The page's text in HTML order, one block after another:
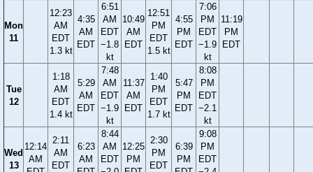
Mon
11
12:23
AM
EDT
1.3 kt
4:35
AM
EDT
6:51
AM
EDT
−1.8
kt
10:49
AM
EDT
12:51
PM
EDT
1.5 kt
4:55
PM
EDT
7:06
PM
EDT
−1.9
kt
11:19
PM
EDT
Tue
12
1:18
AM
EDT
1.4 kt
5:29
AM
EDT
7:48
AM
EDT
−1.9
kt
11:37
AM
EDT
1:40
PM
EDT
1.7 kt
5:47
PM
EDT
8:08
PM
EDT
−2.1
kt
Wed
13
12:14
AM
2:11
AM
EDT
6:23
AM
8:44
AM
EDT
12:25
PM
2:30
PM
EDT
6:39
PM
9:08
PM
EDT